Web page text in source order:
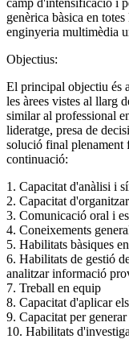
genèrica bàsica en
enginyeria multimèdia
Objectius:
El principal objectiu és
les àrees vistes al llarg
similar al professional
lideratge, presa de
solució final plenament
continuació:
1. Capacitat d'anàlisi i
2. Capacitat
3. Comunicació oral i
4. Coneixements
5. Habilitats bàsiques
6. Habilitats de gestió
analitzar informació
7. Treball en equip
8. Capacitat d'aplicar
9. Capacitat per
10. Habilitats